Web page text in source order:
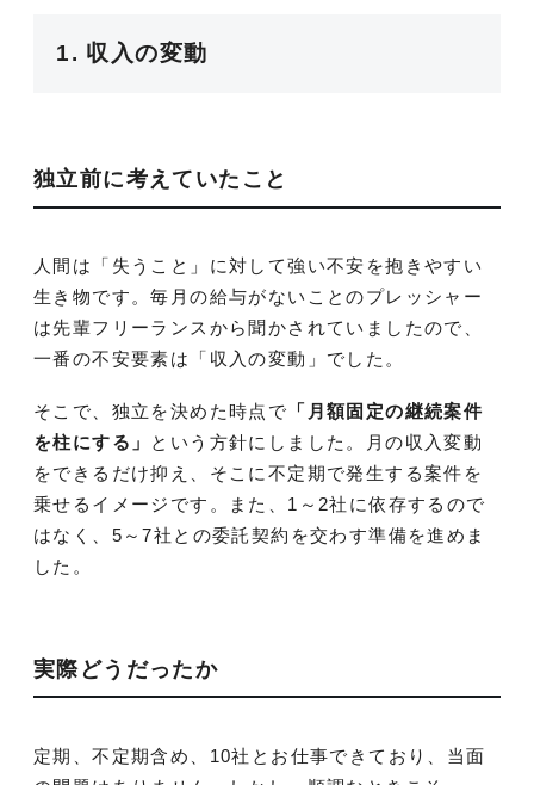
1. 収入の変動
独立前に考えていたこと
人間は「失うこと」に対して強い不安を抱きやすい
生き物です。毎月の給与がないことのプレッシャー
は先輩フリーランスから聞かされていましたので、
一番の不安要素は「収入の変動」でした。
そこで、独立を決めた時点で 「月額固定の継続案件
を柱にする」 という方針にしました。月の収入変動
をできるだけ抑え、そこに不定期で発生する案件を
乗せるイメージです。また、1～2社に依存するので
はなく、5～7社との委託契約を交わす準備を進めま
した。
実際どうだったか
定期、不定期含め、10社とお仕事できており、当面